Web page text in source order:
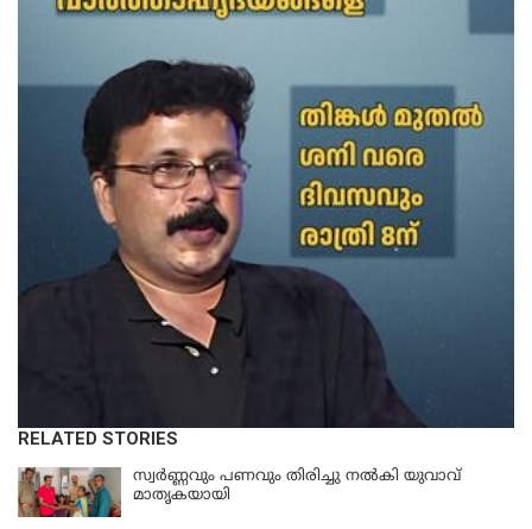
RELATED STORIES
സ്വർണ്ണവും പണവും തിരിച്ചു നൽകി യുവാവ്
മാതൃകയായി